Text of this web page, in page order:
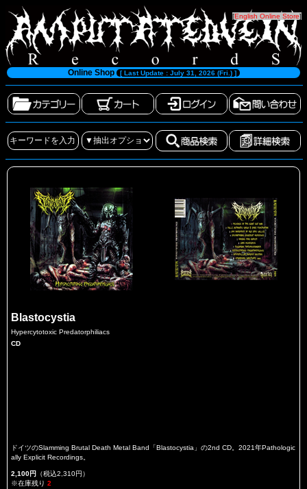
[English Online Store]
Online Shop [ Last Update : July 31, 2026 (Fri.) ]
Blastocystia
Hypercytotoxic Predatorphiliacs
CD
ドイツのSlamming Brutal Death Metal Band「Blastocystia」の2nd CD。2021年Pathologic
ally Explicit Recordings。
2,100円 （税込2,310円）
※在庫残り 2